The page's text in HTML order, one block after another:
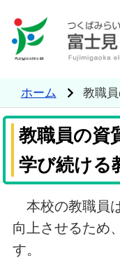
ホーム 教職
教職員の資
学び続け
本校の教職員
向上させるため
す。